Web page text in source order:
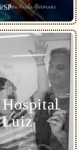
SP
Luiz